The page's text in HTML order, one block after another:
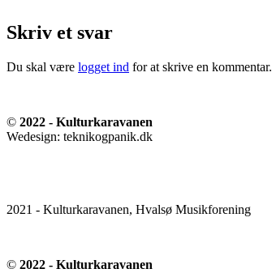
Skriv et svar
Du skal være logget ind for at skrive en kommentar.
© 2022 - Kulturkaravanen
Wedesign: teknikogpanik.dk
2021 - Kulturkaravanen, Hvalsø Musikforening
© 2022 - Kulturkaravanen